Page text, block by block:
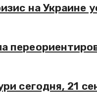
на Украине
сегодня, 21